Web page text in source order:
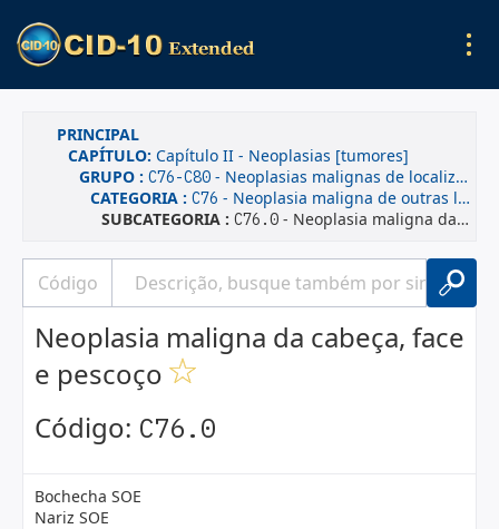
PRINCIPAL
CAPÍTULO: Capítulo II - Neoplasias [tumores]
GRUPO : C76-C80 - Neoplasias malignas de localizações mal definidas, secundárias e de localizações não especificadas
CATEGORIA : C76 - Neoplasia maligna de outras localizações e de localizações mal definidas
SUBCATEGORIA : C76.0 - Neoplasia maligna da cabeça, face e pescoço
Neoplasia maligna da cabeça, face
e pescoço
Código: C76.0
Bochecha SOE
Nariz SOE